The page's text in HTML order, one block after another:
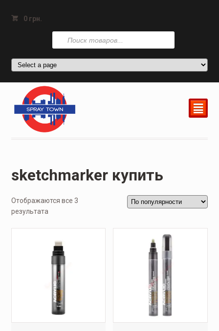
0 грн.
Поиск
товаров
²
sketchmarker купить
Отображаются все 3
результата